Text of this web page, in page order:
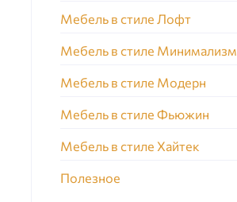
Мебель в стиле Лофт
Мебель в стиле Минимализм
Мебель в стиле Модерн
Мебель в стиле Фьюжин
Мебель в стиле Хайтек
Полезное